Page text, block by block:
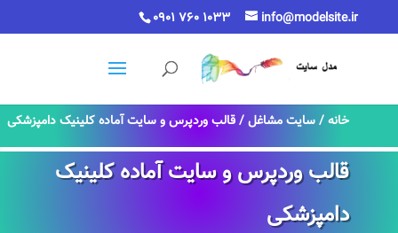
0901 760 1033 info@modelsite.ir
خانه/سایت مشاغل/ قالب وردپرس و سایت آماده کلینیک دامپزشکی
قالب وردپرس و سایت آماده کلینیک
دامپزشکی